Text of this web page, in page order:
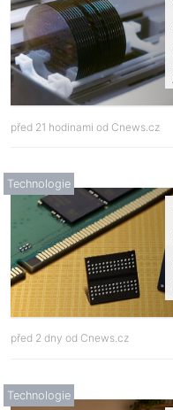
před 21 hodinami od Cnews.cz
Technologie
před 2 dny od Cnews.cz
Technologie